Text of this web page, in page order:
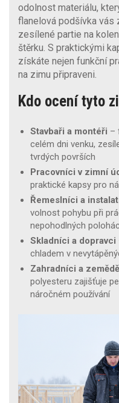
odolnost materiálu,
flanelová podšívka vás
zesílené partie na
štěrku. S praktickými
získáte nejen funkční
na zimu připraveni.
Kdo ocení tyto
Stavbaři a montéři –
celém dni venku,
tvrdých površích
Pracovníci v zimní
praktické kapsy pro
Řemeslníci a
volnost pohybu při
nepohodlných
Skladníci a dopravci
chladem v
Zahradníci a
polyesteru zajišťuje
náročném používání